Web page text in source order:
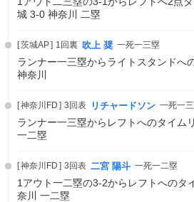
城 3-0 神奈川 二塁
茨城AP 1回裏 吹上 奨 一死一三塁
ランナー一三塁からライトスタンドへ
神奈川
神奈川FD 3回表 リチャードソン 一死一
ランナー一三塁からレフトへのタイム
一二塁
神奈川FD 3回表 二宮 陽斗 一死一二塁
1アウト一二塁の3-2からレフトへのタ
奈川 一二塁